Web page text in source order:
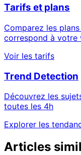
Tarifs et plans
Comparez les
correspond à votre
Voir les tarifs
Trend Detection
Découvrez les
toutes les 4h
Explorer les
Articles